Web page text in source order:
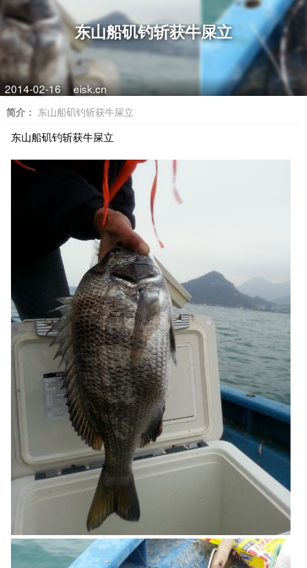
东山船矶钓斩获牛屎立
2014-02-16 eisk.cn
简介： 东山船矶钓斩获牛屎立
东山船矶钓斩获牛屎立